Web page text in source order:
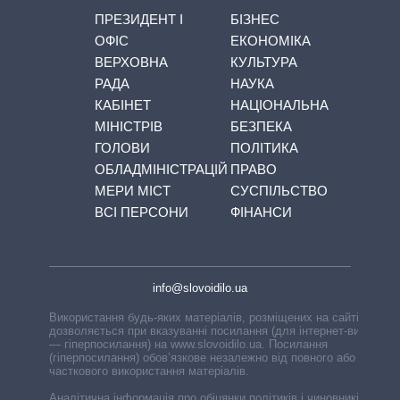
ПРЕЗИДЕНТ І
ОФІС
ВЕРХОВНА
РАДА
КАБІНЕТ
МІНІСТРІВ
ГОЛОВИ
ОБЛАДМІНІСТРАЦІЙ
МЕРИ МІСТ
ВСІ ПЕРСОНИ
БІЗНЕС
ЕКОНОМІКА
КУЛЬТУРА
НАУКА
НАЦІОНАЛЬНА
БЕЗПЕКА
ПОЛІТИКА
ПРАВО
СУСПІЛЬСТВО
ФІНАНСИ
info@slovoidilo.ua
Використання будь-яких матеріалів, розміщених на сайті,
дозволяється при вказуванні посилання (для інтернет-видань
— гіперпосилання) на www.slovoidilo.ua. Посилання
(гіперпосилання) обов’язкове незалежно від повного або
часткового використання матеріалів.